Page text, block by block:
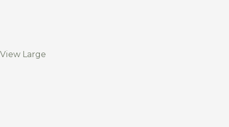
View Large